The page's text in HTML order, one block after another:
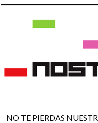
NO TE PIERDAS